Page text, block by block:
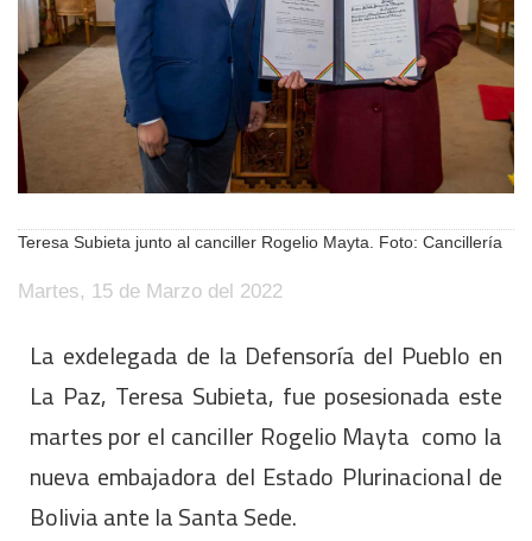
Teresa Subieta junto al canciller Rogelio Mayta. Foto: Cancillería
Martes, 15 de Marzo del 2022
La exdelegada de la Defensoría del Pueblo en
La Paz, Teresa Subieta, fue posesionada este
martes por el canciller Rogelio Mayta como la
nueva embajadora del Estado Plurinacional de
Bolivia ante la Santa Sede.